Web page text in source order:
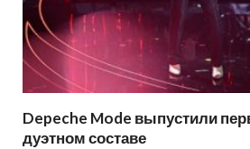
Depeche Mode выпустили
дуэтном составе